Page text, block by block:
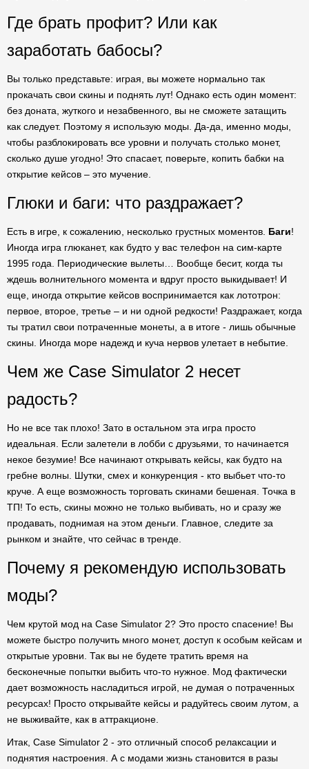
Где брать профит? Или как
заработать бабосы?
Вы только представьте: играя, вы можете нормально так
прокачать свои скины и поднять лут! Однако есть один момент:
без доната, жуткого и незабвенного, вы не сможете затащить
как следует. Поэтому я использую моды. Да-да, именно моды,
чтобы разблокировать все уровни и получать столько монет,
сколько душе угодно! Это спасает, поверьте, копить бабки на
открытие кейсов – это мучение.
Глюки и баги: что раздражает?
Есть в игре, к сожалению, несколько грустных моментов. Баги!
Иногда игра глюканет, как будто у вас телефон на сим-карте
1995 года. Периодические вылеты… Вообще бесит, когда ты
ждешь волнительного момента и вдруг просто выкидывает! И
еще, иногда открытие кейсов воспринимается как лототрон:
первое, второе, третье – и ни одной редкости! Раздражает, когда
ты тратил свои потраченные монеты, а в итоге - лишь обычные
скины. Иногда море надежд и куча нервов улетает в небытие.
Чем же Case Simulator 2 несет
радость?
Но не все так плохо! Зато в остальном эта игра просто
идеальная. Если залетели в лобби с друзьями, то начинается
некое безумие! Все начинают открывать кейсы, как будто на
гребне волны. Шутки, смех и конкуренция - кто выбьет что-то
круче. А еще возможность торговать скинами бешеная. Точка в
ТП! То есть, скины можно не только выбивать, но и сразу же
продавать, поднимая на этом деньги. Главное, следите за
рынком и знайте, что сейчас в тренде.
Почему я рекомендую использовать
моды?
Чем крутой мод на Case Simulator 2? Это просто спасение! Вы
можете быстро получить много монет, доступ к особым кейсам и
открытые уровни. Так вы не будете тратить время на
бесконечные попытки выбить что-то нужное. Мод фактически
дает возможность насладиться игрой, не думая о потраченных
ресурсах! Просто открывайте кейсы и радуйтесь своим лутом, а
не выживайте, как в аттракционе.
Итак, Case Simulator 2 - это отличный способ релаксации и
поднятия настроения. А с модами жизнь становится в разы